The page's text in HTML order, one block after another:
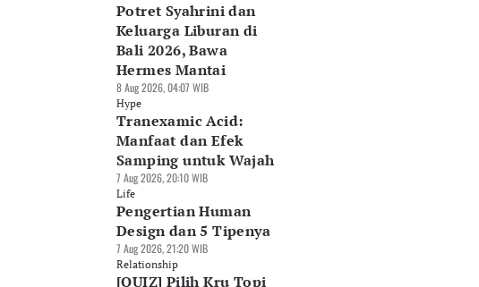
Potret Syahrini dan
Keluarga Liburan di
Bali 2026, Bawa
Hermes Mantai
8 Aug 2026, 04:07 WIB
Hype
Tranexamic Acid:
Manfaat dan Efek
Samping untuk Wajah
7 Aug 2026, 20:10 WIB
Life
Pengertian Human
Design dan 5 Tipenya
7 Aug 2026, 21:20 WIB
Relationship
[QUIZ] Pilih Kru Topi